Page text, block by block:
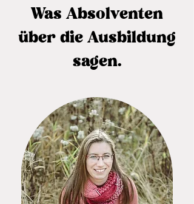
Was Absolventen
über die Ausbildung
sagen.